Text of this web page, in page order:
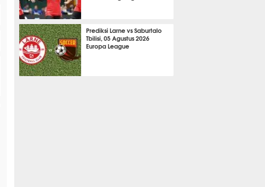
OLAHRAGA LAIN
Prediksi Larne vs Saburtalo
Tbilisi, 05 Agustus 2026
Europa League